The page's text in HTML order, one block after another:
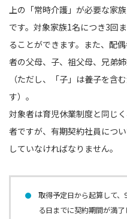
上の「常時介護」が必要な家
です。対象家族1名につき3回
ることができます。また、配
者の父母、子、祖父母、兄弟
（ただし、「子」は養子を含
す）。
対象者は育児休業制度と同じ
者ですが、有期契約社員につ
していなければなりません。
取得予定日から起算して
る日までに契約期間が満